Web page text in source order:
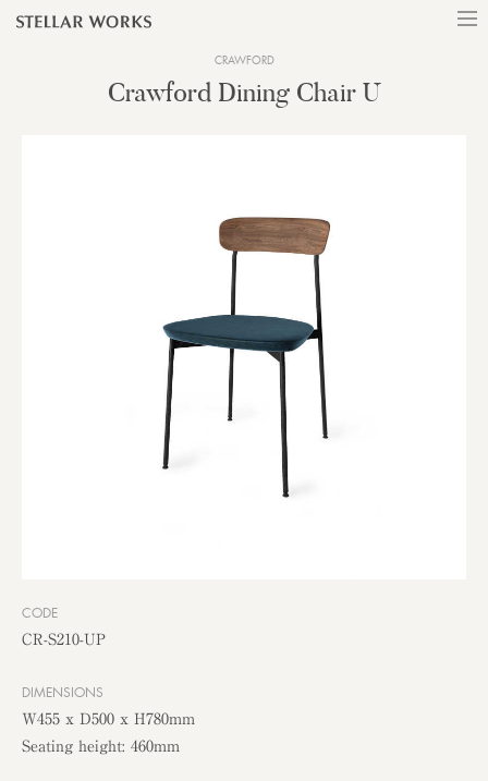
CRAWFORD
Crawford Dining Chair U
CODE
CR-S210-UP
DIMENSIONS
W455 x D500 x H780mm
Seating height: 460mm